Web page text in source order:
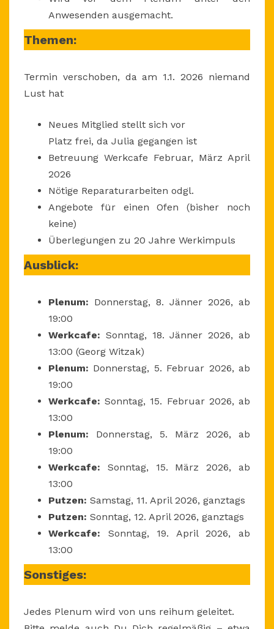
Anwesenden ausgemacht.
Themen:
Termin verschoben, da am 1.1. 2026 niemand
Lust hat
Neues Mitglied stellt sich vor
Platz frei, da Julia gegangen ist
Betreuung Werkcafe Februar, März April
2026
Nötige Reparaturarbeiten odgl.
Angebote für einen Ofen (bisher noch
keine)
Überlegungen zu 20 Jahre Werkimpuls
Ausblick:
Plenum: Donnerstag, 8. Jänner 2026, ab
19:00
Werkcafe: Sonntag, 18. Jänner 2026, ab
13:00 (Georg Witzak)
Plenum: Donnerstag, 5. Februar 2026, ab
19:00
Werkcafe: Sonntag, 15. Februar 2026, ab
13:00
Plenum: Donnerstag, 5. März 2026, ab
19:00
Werkcafe: Sonntag, 15. März 2026, ab
13:00
Putzen: Samstag, 11. April 2026, ganztags
Putzen: Sonntag, 12. April 2026, ganztags
Werkcafe: Sonntag, 19. April 2026, ab
13:00
Sonstiges:
Jedes Plenum wird von uns reihum geleitet.